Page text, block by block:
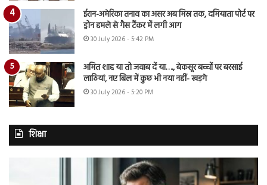
ईरान-अमेरिका तनाव का असर अब मिस्र तक, दमियाता पोर्ट पर
ड्रोन हमले से गैस टैंकर में लगी आग
30 July 2026 - 5:42 PM
अमित शाह या तो जवाब दें या…., बेकसूर बच्चों पर बरसाई
लाठियां, नए बिल में कुछ भी नया नहीं- खड़गे
30 July 2026 - 5:20 PM
शिक्षा